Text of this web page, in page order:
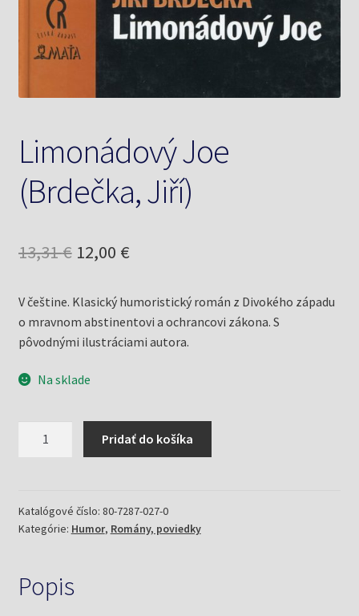
Limonádový Joe
(Brdečka, Jiří)
13,31€ Pôvodná
bola:
13,31 €.
12,00 €Aktuálna
je:
12,00 €.
V češtine. Klasický humoristický román z Divokého západu
o mravnom abstinentovi a ochrancovi zákona. S
pôvodnými ilustráciami autora.
Na sklade
Jiří)
Pridať do košíka
Katalógové číslo: 80-7287-027-0
Kategórie: Humor, Romány, poviedky
Popis